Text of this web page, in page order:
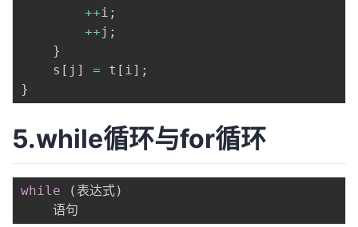
++i ;
++j ;
}
    s
[ j ] = t [ i] ;
}
5.while循环与for循环
while (表达式)